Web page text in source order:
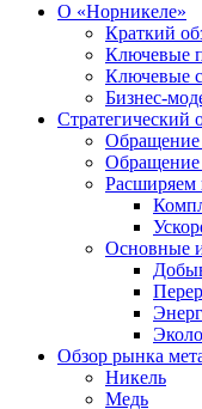
О «Норникеле»
Краткий
Ключевые
Ключевые
Бизнес-
Стратегический
Обращение
Обращение
Расширяем
Основные
Обзор рынка
Никель
Медь